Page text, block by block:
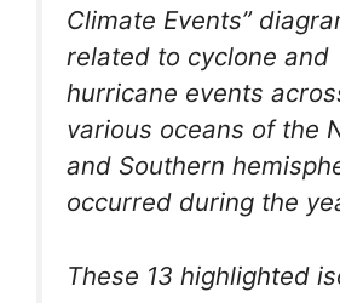
Climate Events”
related to cyclone and
hurricane events
various oceans of the
and Southern
occurred during the
These 13 highlighted